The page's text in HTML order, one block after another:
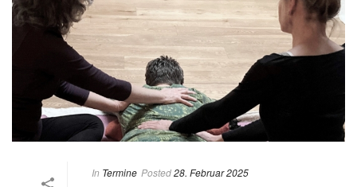
In Termine Posted28. Februar 2025